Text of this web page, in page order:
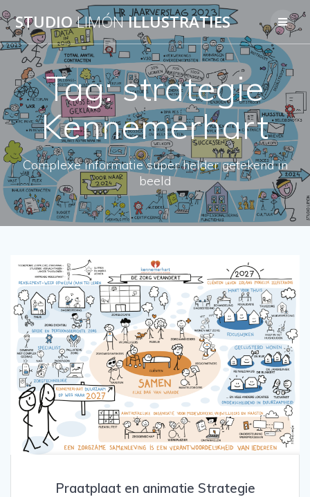
Skip
to
content
STUDIOLIMÓNILLUSTRATIES
Tag:strategie
Kennemerhart
Complexe informatie super helder getekend in
beeld
Praatplaat en animatie Strategie